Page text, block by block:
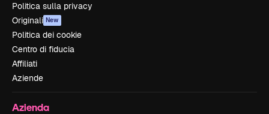
Politica sulla privacy
Originali New
Politica dei cookie
Centro di fiducia
Affiliati
Aziende
Azienda